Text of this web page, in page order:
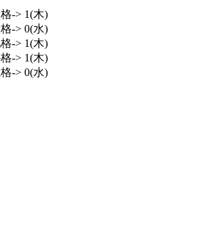
-> 1(木)
格-> 0(水)
-> 1(木)
-> 1(木)
-> 0(水)